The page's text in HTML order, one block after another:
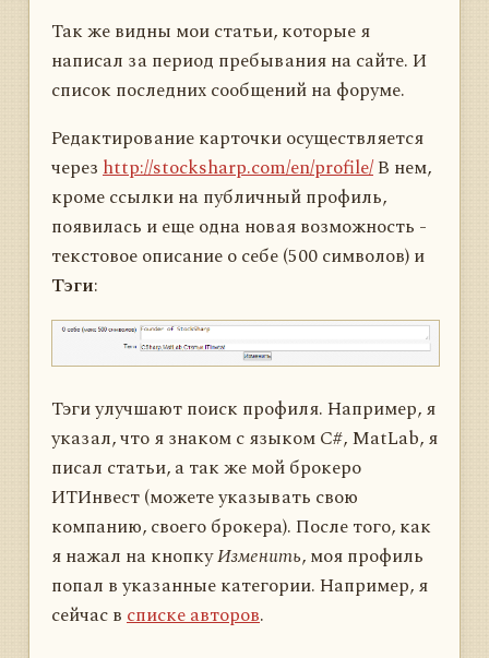
Так же видны мои статьи, которые я
написал за период пребывания на сайте. И
список последних сообщений на форуме.
Редактирование карточки осуществляется
черезhttp://stocksharp.com/en/profile/В нем,
кроме ссылки на публичный профиль,
появилась и еще одна новая возможность -
текстовое описание о себе (500 символов) и
Тэги:
Тэги улучшают поиск профиля. Например, я
указал, что я знаком с языком C#, MatLab, я
писал статьи, а так же мой брокеро
ИТИнвест (можете указывать свою
компанию, своего брокера). После того, как
я нажал на кнопкуИзменить, моя профиль
попал в указанные категории. Например, я
сейчас всписке авторов.